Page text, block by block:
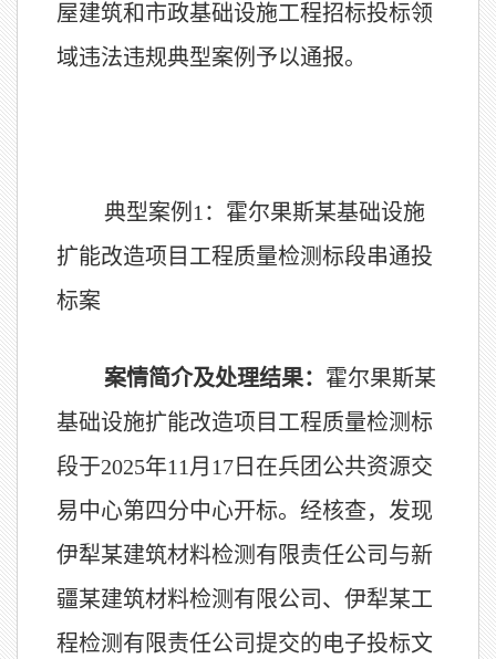
屋建筑和市政基础设施工程招标投标领
域违法违规典型案例予以通报。
典型案例1：霍尔果斯某基础设施
扩能改造项目工程质量检测标段串通投
标案
案情简介及处理结果： 霍尔果斯某
基础设施扩能改造项目工程质量检测标
段于2025年11月17日在兵团公共资源交
易中心第四分中心开标。经核查，发现
伊犁某建筑材料检测有限责任公司与新
疆某建筑材料检测有限公司、伊犁某工
程检测有限责任公司提交的电子投标文